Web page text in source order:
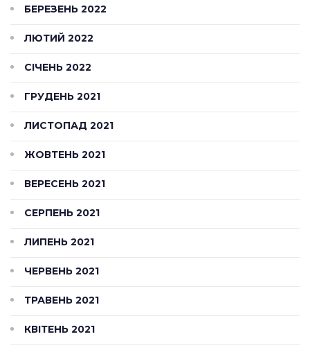
БЕРЕЗЕНЬ 2022
ЛЮТИЙ 2022
СІЧЕНЬ 2022
ГРУДЕНЬ 2021
ЛИСТОПАД 2021
ЖОВТЕНЬ 2021
ВЕРЕСЕНЬ 2021
СЕРПЕНЬ 2021
ЛИПЕНЬ 2021
ЧЕРВЕНЬ 2021
ТРАВЕНЬ 2021
КВІТЕНЬ 2021